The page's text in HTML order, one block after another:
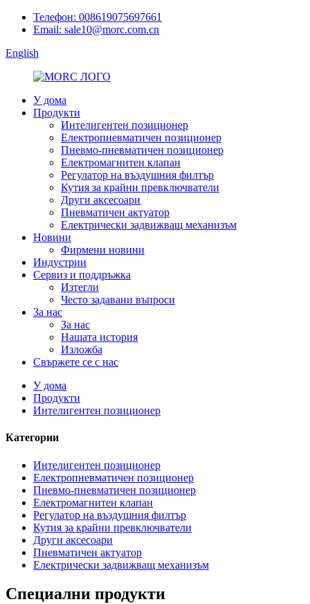
Телефон: 008619075697661
Email: sale10@morc.com.cn
English
У дома
Продукти
Интелигентен позиционер
Електропневматичен позиционер
Пневмо-пневматичен позиционер
Електромагнитен клапан
Регулатор на въздушния филтър
Кутия за крайни превключватели
Други аксесоари
Пневматичен актуатор
Електрически задвижващ механизъм
Новини
Фирмени новини
Индустрии
Сервиз и поддръжка
Изтегли
Често задавани въпроси
За нас
За нас
Нашата история
Изложба
Свържете се с нас
У дома
Продукти
Интелигентен позиционер
Категории
Интелигентен позиционер
Електропневматичен позиционер
Пневмо-пневматичен позиционер
Електромагнитен клапан
Регулатор на въздушния филтър
Кутия за крайни превключватели
Други аксесоари
Пневматичен актуатор
Електрически задвижващ механизъм
Специални продукти